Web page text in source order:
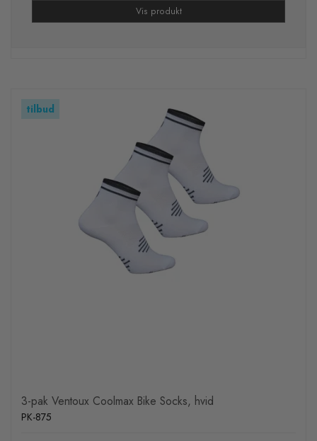
Vis produkt
tilbud
3-pak Ventoux Coolmax Bike Socks, hvid
PK-875